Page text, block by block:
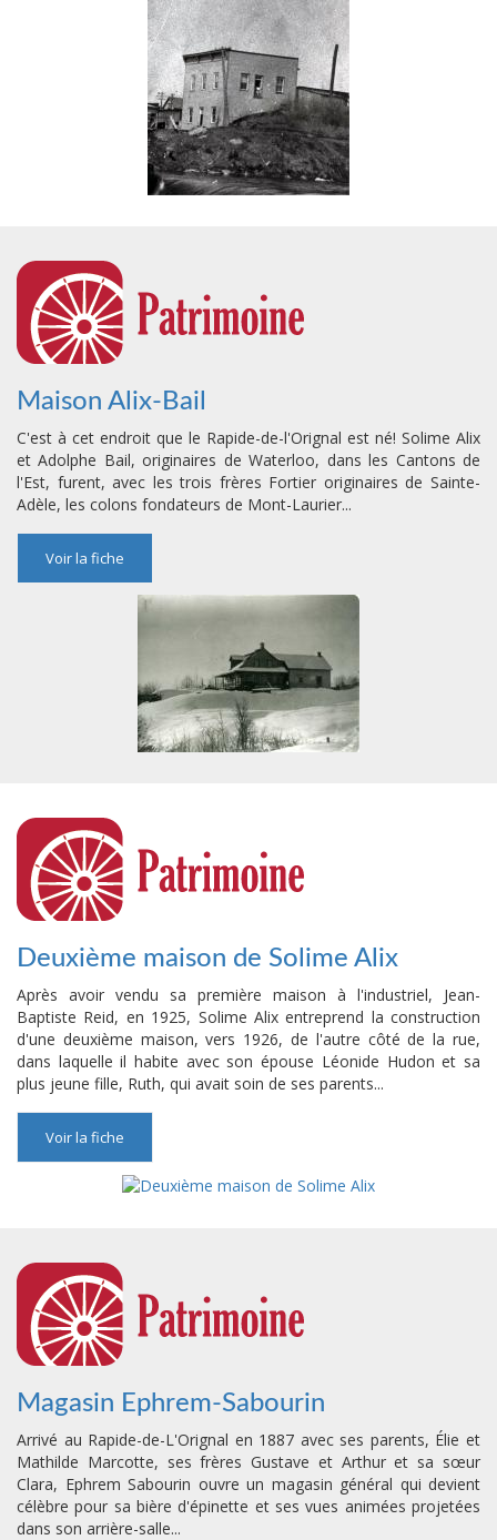
Maison Alix-Bail
C'est à cet endroit que le Rapide-de-l'Orignal est né! Solime Alix
et Adolphe Bail, originaires de Waterloo, dans les Cantons de
l'Est, furent, avec les trois frères Fortier originaires de Sainte-
Adèle, les colons fondateurs de Mont-Laurier...
Voir la fiche
Deuxième maison de Solime Alix
Après avoir vendu sa première maison à l'industriel, Jean-
Baptiste Reid, en 1925, Solime Alix entreprend la construction
d'une deuxième maison, vers 1926, de l'autre côté de la rue,
dans laquelle il habite avec son épouse Léonide Hudon et sa
plus jeune fille, Ruth, qui avait soin de ses parents...
Voir la fiche
Magasin Ephrem-Sabourin
Arrivé au Rapide-de-L'Orignal en 1887 avec ses parents, Élie et
Mathilde Marcotte, ses frères Gustave et Arthur et sa sœur
Clara, Ephrem Sabourin ouvre un magasin général qui devient
célèbre pour sa bière d'épinette et ses vues animées projetées
dans son arrière-salle...